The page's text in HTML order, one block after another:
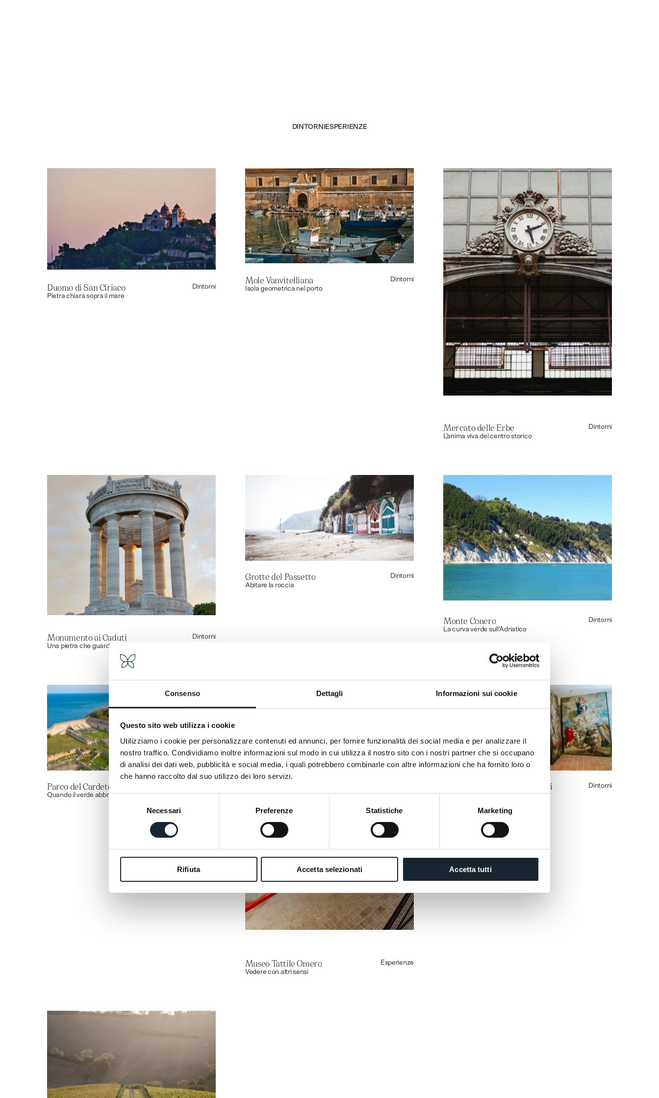
Consenso Dettagli Informazioni sui cookie
Questo sito web utilizza i cookie
Utilizziamo i cookie per personalizzare contenuti ed annunci, per fornire funzionalità dei social media e per analizzare il
nostro traffico. Condividiamo inoltre informazioni sul modo in cui utilizza il nostro sito con i nostri partner che si occupano
di analisi dei dati web, pubblicità e social media, i quali potrebbero combinarle con altre informazioni che ha fornito loro o
che hanno raccolto dal suo utilizzo dei loro servizi.
Selezione
Necessari Preferenze Statistiche Marketing
Rifiuta Accetta selezionati Accetta tutti
DINTORNI ESPERIENZE
Duomo di San Ciriaco
Duomo di San Ciriaco
Dintorni
Pietra chiara sopra il mare
Mole Vanvitelliana
Mole Vanvitelliana
Dintorni
Isola geometrica nel porto
Mercato delle Erbe
Mercato delle Erbe
Dintorni
L’anima viva del centro storico
Monumento ai Caduti
Monumento ai Caduti
Dintorni
Una pietra che guarda il mare
Grotte del Passetto
Grotte del Passetto
Dintorni
Abitare la roccia
Monte Conero
Monte Conero
Dintorni
La curva verde sull’Adriatico
Parco del Cardeto
Parco del Cardeto
Quando il verde abbraccia il mare
Museo Tattile Omero
Museo Tattile Omero
Esperienze
Vedere con altri sensi
Pinacoteca Francesco Podesti
Pinacoteca Francesco Podesti
Dintorni
Tiziano e Crivelli in pieno centro